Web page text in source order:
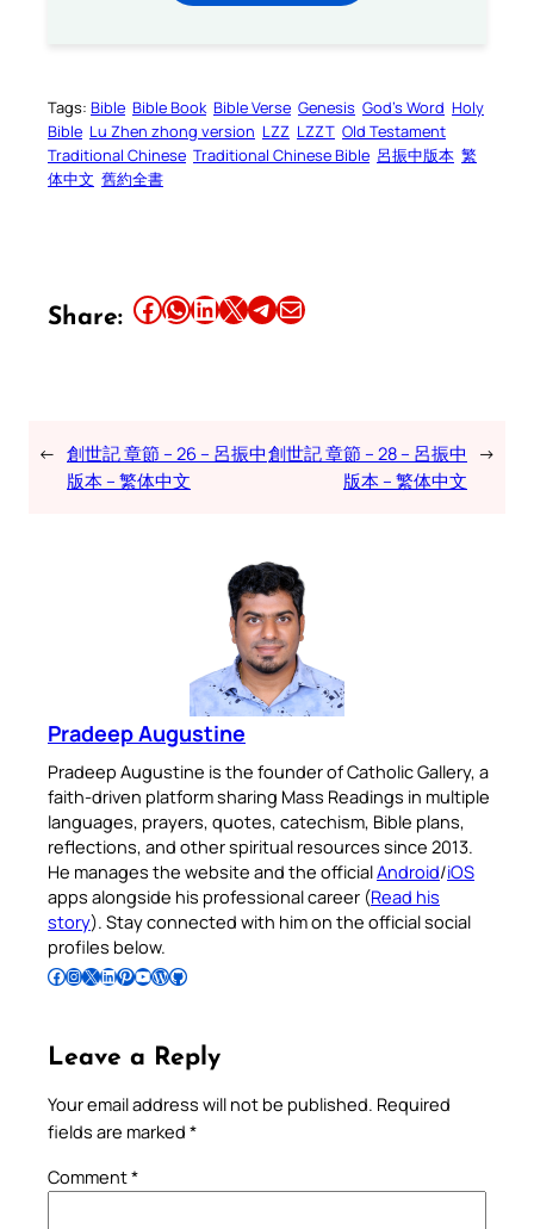
Tags: Bible Bible Book Bible Verse Genesis God’s Word Holy
Bible Lu Zhen zhong version LZZ LZZT Old Testament
Traditional Chinese Traditional Chinese Bible 呂振中版本 繁
体中文 舊約全書
Share: Share this article on Facebook Share this article on WhatsApp Share this article on LinkedIn Share this article on X Share this article on TelegramEmail this Article
← 創世記 章節 – 26 – 呂振中
版本 – 繁体中文
創世記 章節 – 28 – 呂振中
版本 – 繁体中文
→
Pradeep Augustine
Pradeep Augustine is the founder of Catholic Gallery, a
faith-driven platform sharing Mass Readings in multiple
languages, prayers, quotes, catechism, Bible plans,
reflections, and other spiritual resources since 2013.
He manages the website and the officialAndroid/iOS
apps alongside his professional career (Read his
story). Stay connected with him on the official social
profiles below.
Follow Pradeep on Facebook Follow Pradeep on InstagramFollow Pradeep on X Follow Pradeep on LinkedIn Follow Pradeep on Pinterest Subscribe to Pradeep’s Youtube Channel Follow Pradeep on WordPress Follow Pradeep on GitHub
Leave a Reply
Your email address will not be published. Required
fields are marked *
Comment*